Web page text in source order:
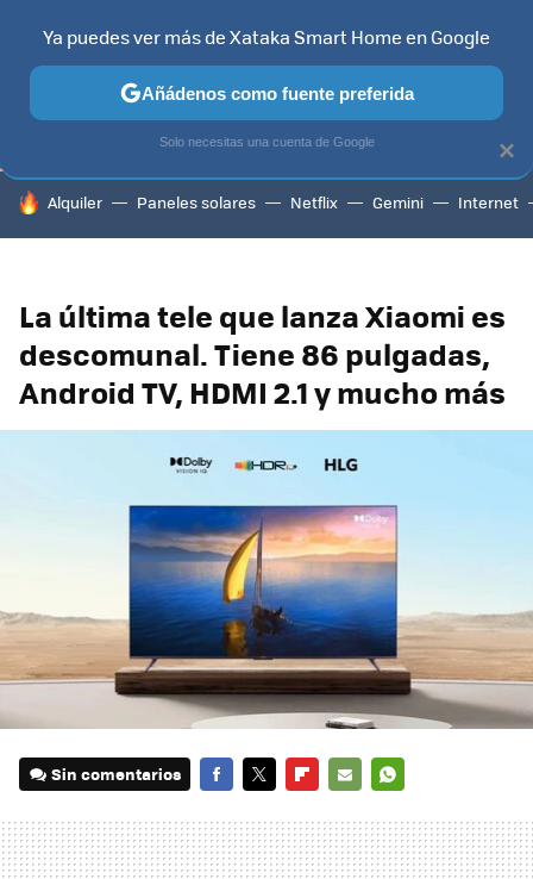
TELEVISORES CONTENIDOS SMART TV SELECCIÓN
HOY SE HABLA DE
Alquiler Paneles solares Netflix Gemini Internet
La última tele que lanza Xiaomi es
descomunal. Tiene 86 pulgadas,
Android TV, HDMI 2.1 y mucho más
Sin comentarios
MAIL
×
Ya puedes ver más de Xataka Smart Home en Google
Añádenos como fuente preferida
Solo necesitas una cuenta de Google